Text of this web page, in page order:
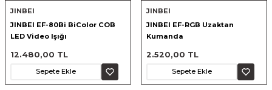
JINBEI
JINBEI EF-80Bi BiColor COB
LED Video Işığı
12.480,00 TL
Sepete Ekle
JINBEI
JINBEI EF-RGB Uzaktan
Kumanda
2.520,00 TL
Sepete Ekle